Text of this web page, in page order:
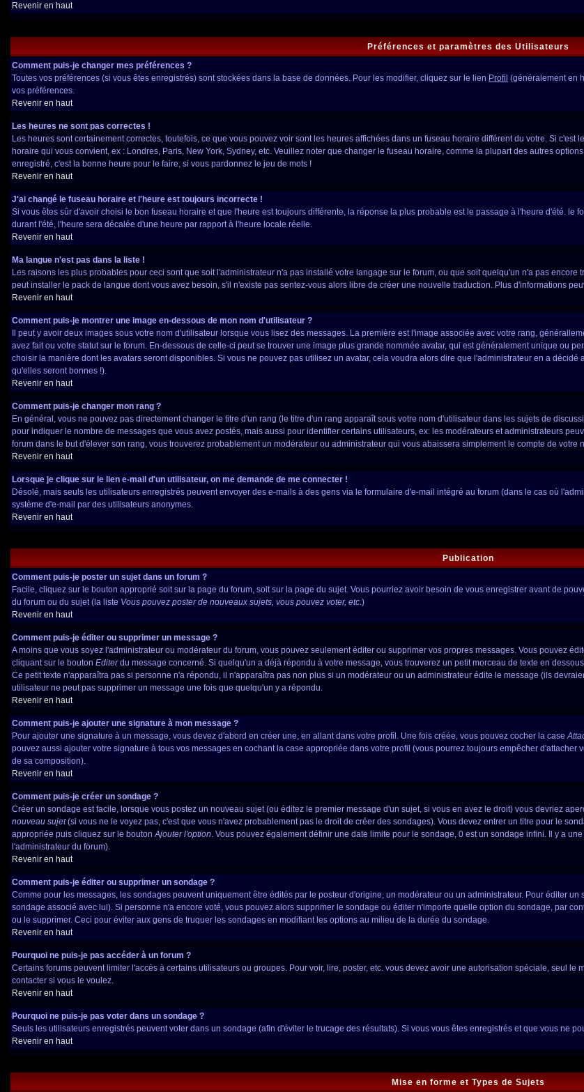
Revenir en haut
Préférences et paramètres des Utilisateurs
Comment puis-je changer mes préférences ?
Toutes vos préférences (si vous êtes enregistrés) sont stockées dans la base de données. Pour les modifier, cliquez sur le lien Profil (généralement en
vos préférences.
Revenir en haut
Les heures ne sont pas correctes !
Les heures sont certainement correctes, toutefois, ce que vous pouvez voir sont les heures affichées dans un fuseau horaire différent du votre. Si
horaire qui vous convient, ex : Londres, Paris, New York, Sydney, etc. Veuillez noter que changer le fuseau horaire, comme la plupart des autres
enregistré, c'est la bonne heure pour le faire, si vous pardonnez le jeu de mots !
Revenir en haut
J'ai changé le fuseau horaire et l'heure est toujours incorrecte !
Si vous êtes sûr d'avoir choisi le bon fuseau horaire et que l'heure est toujours différente, la réponse la plus probable est le passage à l'heure d'été.
durant l'été, l'heure sera décalée d'une heure par rapport à l'heure locale réelle.
Revenir en haut
Ma langue n'est pas dans la liste !
Les raisons les plus probables pour ceci sont que soit l'administrateur n'a pas installé votre langage sur le forum, ou que soit quelqu'un n'a pas
peut installer le pack de langue dont vous avez besoin, s'il n'existe pas sentez-vous alors libre de créer une nouvelle traduction. Plus d'informations
Revenir en haut
Comment puis-je montrer une image en-dessous de mon nom d'utilisateur ?
Il peut y avoir deux images sous votre nom d'utilisateur lorsque vous lisez des messages. La première est l'image associée avec votre rang,
avez fait ou votre statut sur le forum. En-dessous de celle-ci peut se trouver une image plus grande nommée avatar, qui est généralement unique ou
choisir la manière dont les avatars seront disponibles. Si vous ne pouvez pas utilisez un avatar, cela voudra alors dire que l'administrateur en a
qu'elles seront bonnes !).
Revenir en haut
Comment puis-je changer mon rang ?
En général, vous ne pouvez pas directement changer le titre d'un rang (le titre d'un rang apparaît sous votre nom d'utilisateur dans les sujets de
pour indiquer le nombre de messages que vous avez postés, mais aussi pour identifier certains utilisateurs, ex: les modérateurs et administrateurs
forum dans le but d'élever son rang, vous trouverez probablement un modérateur ou administrateur qui vous abaissera simplement le compte de votre
Revenir en haut
Lorsque je clique sur le lien e-mail d'un utilisateur, on me demande de me connecter !
Désolé, mais seuls les utilisateurs enregistrés peuvent envoyer des e-mails à des gens via le formulaire d'e-mail intégré au forum (dans le cas où
système d'e-mail par des utilisateurs anonymes.
Revenir en haut
Publication
Comment puis-je poster un sujet dans un forum ?
Facile, cliquez sur le bouton approprié soit sur la page du forum, soit sur la page du sujet. Vous pourriez avoir besoin de vous enregistrer avant de
du forum ou du sujet (la liste Vous pouvez poster de nouveaux sujets, vous pouvez voter, etc.)
Revenir en haut
Comment puis-je éditer ou supprimer un message ?
A moins que vous soyez l'administrateur ou modérateur du forum, vous pouvez seulement éditer ou supprimer vos propres messages. Vous pouvez
cliquant sur le bouton Editerdu message concerné. Si quelqu'un a déjà répondu à votre message, vous trouverez un petit morceau de texte en
Ce petit texte n'apparaîtra pas si personne n'a répondu, il n'apparaîtra pas non plus si un modérateur ou un administrateur édite le message (ils
utilisateur ne peut pas supprimer un message une fois que quelqu'un y a répondu.
Revenir en haut
Comment puis-je ajouter une signature à mon message ?
Pour ajouter une signature à un message, vous devez d'abord en créer une, en allant dans votre profil. Une fois créée, vous pouvez cocher la case
pouvez aussi ajouter votre signature à tous vos messages en cochant la case appropriée dans votre profil (vous pourrez toujours empêcher
de sa composition).
Revenir en haut
Comment puis-je créer un sondage ?
Créer un sondage est facile, lorsque vous postez un nouveau sujet (ou éditez le premier message d'un sujet, si vous en avez le droit) vous devriez
nouveau sujet(si vous ne le voyez pas, c'est que vous n'avez probablement pas le droit de créer des sondages). Vous devez entrer un titre pour le
appropriée puis cliquez sur le boutonAjouter l'option. Vous pouvez également définir une date limite pour le sondage, 0 est un sondage infini. Il y a
l'administrateur du forum).
Revenir en haut
Comment puis-je éditer ou supprimer un sondage ?
Comme pour les messages, les sondages peuvent uniquement être édités par le posteur d'origine, un modérateur ou un administrateur. Pour éditer
sondage associé avec lui). Si personne n'a encore voté, vous pouvez alors supprimer le sondage ou éditer n'importe quelle option du sondage, par
ou le supprimer. Ceci pour éviter aux gens de truquer les sondages en modifiant les options au milieu de la durée du sondage.
Revenir en haut
Pourquoi ne puis-je pas accéder à un forum ?
Certains forums peuvent limiter l'accès à certains utilisateurs ou groupes. Pour voir, lire, poster, etc. vous devez avoir une autorisation spéciale, seul
contacter si vous le voulez.
Revenir en haut
Pourquoi ne puis-je pas voter dans un sondage ?
Seuls les utilisateurs enregistrés peuvent voter dans un sondage (afin d'éviter le trucage des résultats). Si vous vous êtes enregistrés et que vous ne
Revenir en haut
Mise en forme et Types de Sujets